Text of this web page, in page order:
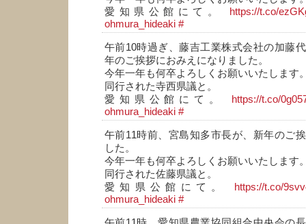
愛知県公館にて。
https://t.co/
ohmura_hideaki #
午前10時過ぎ、藤吉工業株式会社の加藤
年のご挨拶におみえになりました。
今年一年も何卒よろしくお願いいたします
同行された寺西県議と。
愛知県公館にて。
https://t.co/
ohmura_hideaki #
午前11時前、宮島知多市長が、新年のご
した。
今年一年も何卒よろしくお願いいたします
同行された佐藤県議と。
愛知県公館にて。
https://t.co/
ohmura_hideaki #